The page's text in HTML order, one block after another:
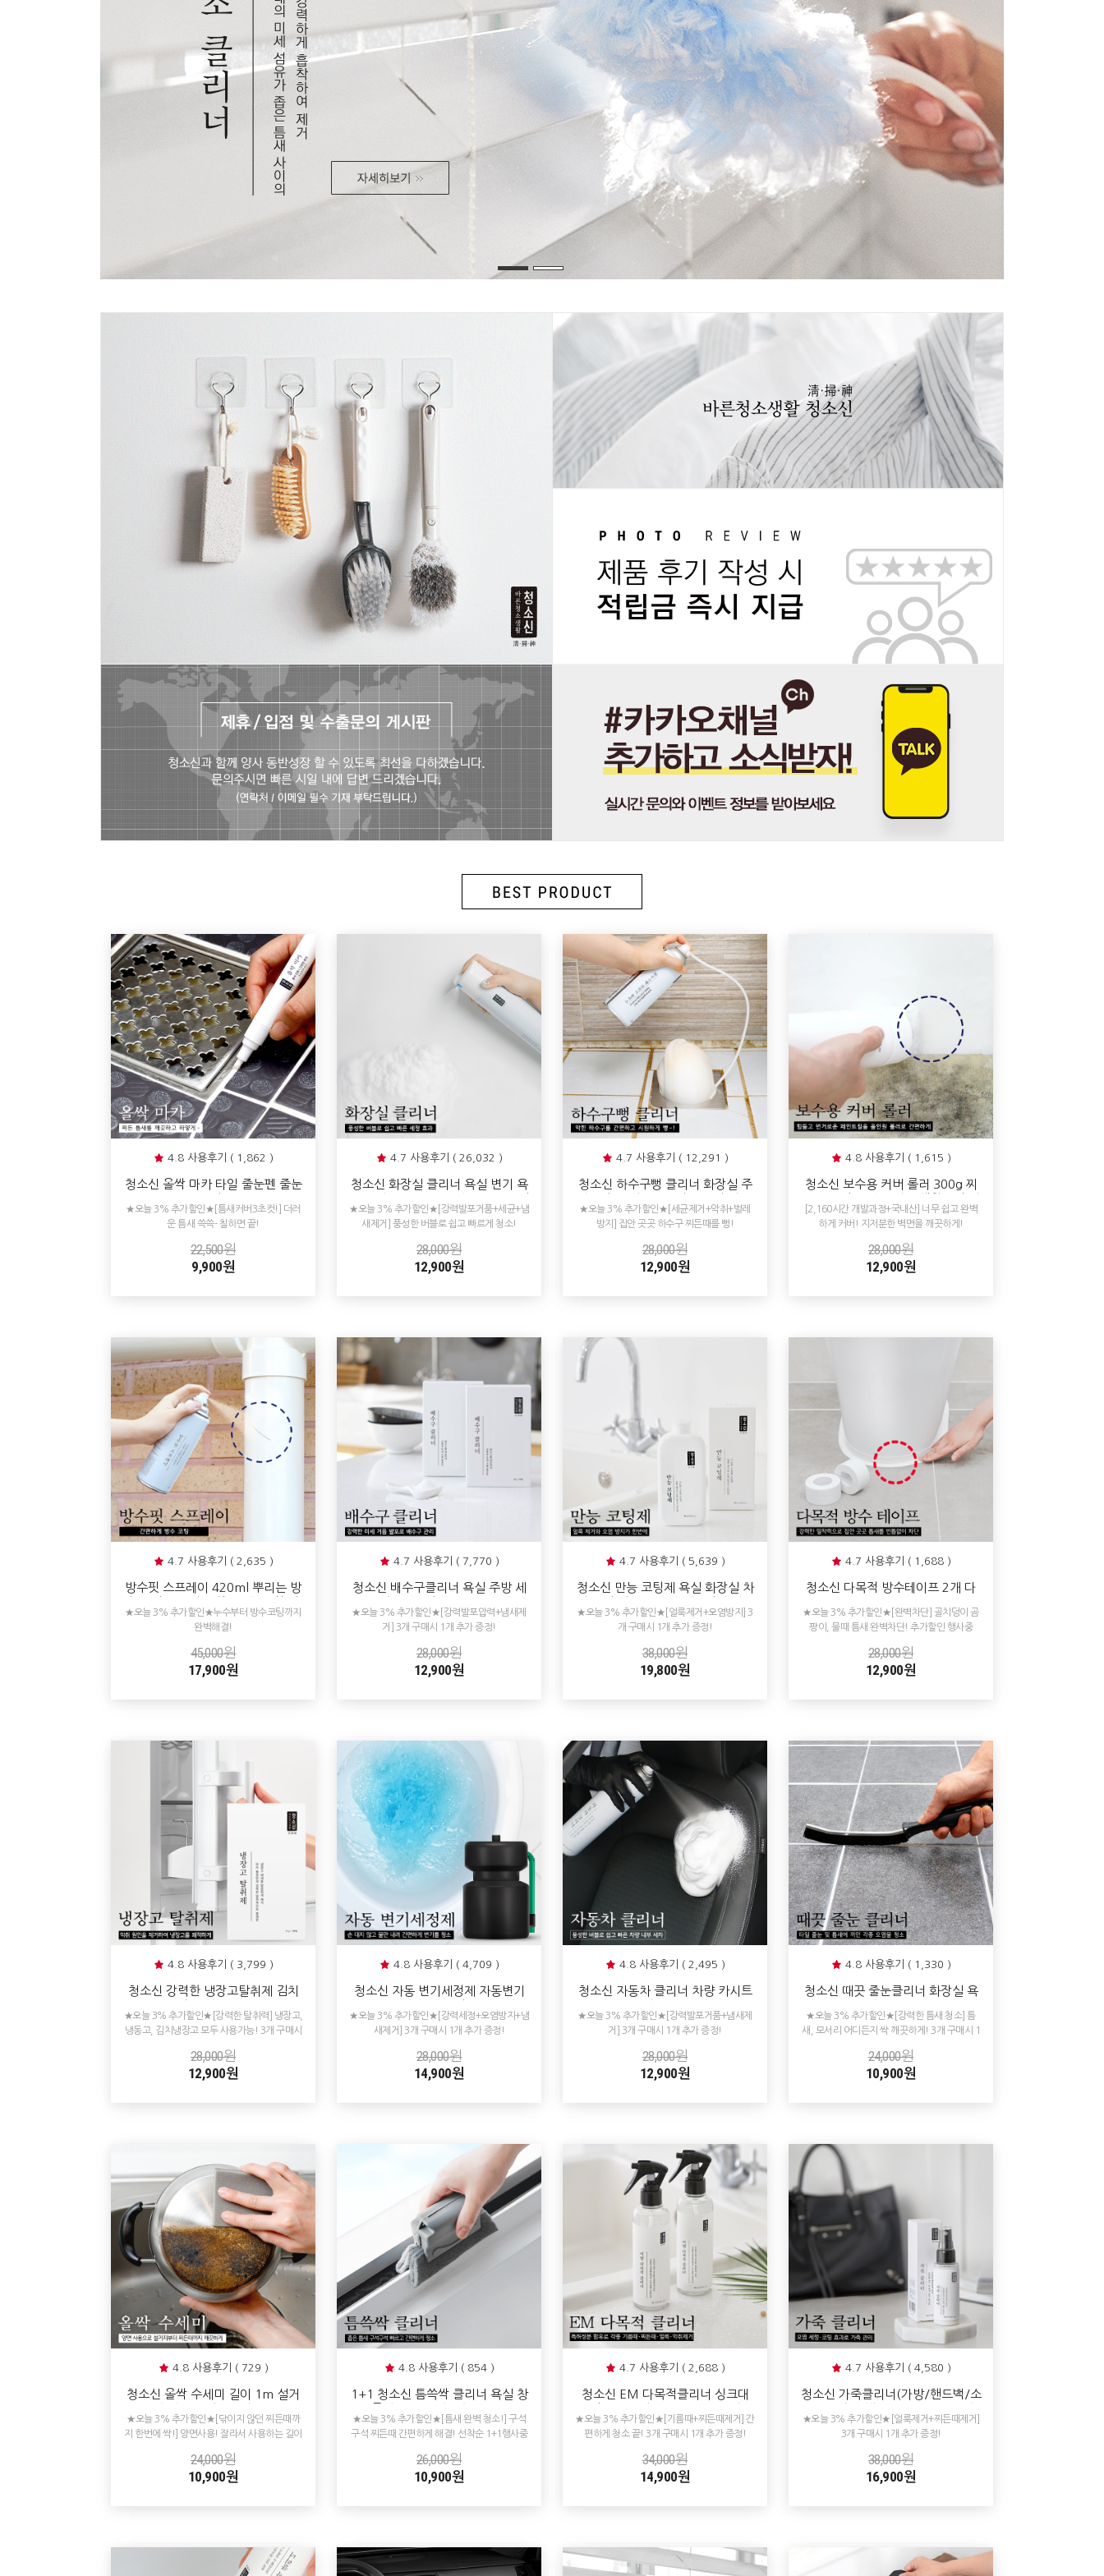
4.8 사용후기 ( 1,862 )
청소신 올싹 마카 타일 줄눈펜 줄눈
★오늘 3% 추가할인★[틈새커버3초컷!] 더러
운 틈새 쓱쓱- 칠하면 끝!
22,500원
9,900원
4.7 사용후기 ( 26,032 )
청소신 화장실 클리너 욕실 변기 욕
제 거품 스프레이
★오늘 3% 추가할인★[강력발포거품+세균+냄
새제거] 풍성한 버블로 쉽고 빠르게 청소!
28,000원
12,900원
4.7 사용후기 ( 12,291 )
청소신 하수구뻥 클리너 화장실 주
관 청소 살균 냄새제거
★오늘 3% 추가할인★[세균제거+악취+벌레
방지] 집안 곳곳 하수구 찌든때를 뻥!
28,000원
12,900원
4.8 사용후기 ( 1,615 )
청소신 보수용 커버 롤러 300g 찌
벽 커버 페인트
[2,160시간 개발과정+국내산] 너무 쉽고 완벽
하게 커버! 지저분한 벽면을 깨끗하게!
28,000원
12,900원
4.7 사용후기 ( 2,635 )
방수핏 스프레이 420ml 뿌리는 방
방수제 투명
★오늘 3% 추가할인★누수부터 방수코팅까지
완벽해결!
45,000원
17,900원
4.7 사용후기 ( 7,770 )
청소신 배수구클리너 욕실 주방 세
수구 청소 클리너
★오늘 3% 추가할인★[강력발포압력+냄새제
거] 3개 구매시 1개 추가 증정!
28,000원
12,900원
4.7 사용후기 ( 5,639 )
청소신 만능 코팅제 욕실 화장실 차
제거 오염 예방 방지
★오늘 3% 추가할인★[얼룩제거+오염방지] 3
개 구매시 1개 추가 증정!
38,000원
19,800원
4.7 사용후기 ( 1,688 )
청소신 다목적 방수테이프 2개 다
★오늘 3% 추가할인★[완벽차단] 골치덩이 곰
팡이, 물때 틈새 완벽차단! 추가할인 행사중
28,000원
12,900원
4.8 사용후기 ( 3,799 )
청소신 강력한 냉장고탈취제 김치
★오늘 3% 추가할인★[강력한 탈취력] 냉장고,
냉동고, 김치냉장고 모두 사용가능! 3개 구매시
28,000원
12,900원
4.8 사용후기 ( 4,709 )
청소신 자동 변기세정제 자동변기
찌든때제거 세척제
★오늘 3% 추가할인★[강력세정+오염방지+냄
새제거] 3개 구매시 1개 추가 증정!
28,000원
14,900원
4.8 사용후기 ( 2,495 )
청소신 자동차 클리너 차량 카시트
실내청소 셀프 세차
★오늘 3% 추가할인★[강력발포거품+냄새제
거] 3개 구매시 1개 추가 증정!
28,000원
12,900원
4.8 사용후기 ( 1,330 )
청소신 때끗 줄눈클리너 화장실 욕
★오늘 3% 추가할인★[강력한 틈새 청소] 틈
새, 모서리 어디든지 싹 깨끗하게! 3개 구매시 1
24,000원
10,900원
4.8 사용후기 ( 729 )
청소신 올싹 수세미 길이 1m 설거
탄자국 제거
★오늘 3% 추가할인★[닦이지 않던 찌든때까
지 한번에 싹!] 양면사용! 잘라서 사용하는 길이
24,000원
10,900원
4.8 사용후기 ( 854 )
1+1 청소신 틈쓱싹 클리너 욕실 창
★오늘 3% 추가할인★[틈새 완벽 청소!] 구석
구석 찌든때 간편하게 해결! 선착순 1+1행사중
26,000원
10,900원
4.7 사용후기 ( 2,688 )
청소신 EM 다목적클리너 싱크대
국 세척 청소 기름때제거
★오늘 3% 추가할인★[기름때+찌든때제거] 간
편하게 청소 끝! 3개 구매시 1개 추가 증정!
34,000원
14,900원
4.7 사용후기 ( 4,580 )
청소신 가죽클리너(가방/핸드백/소
소/천연가죽클리너/얼룩때제거세
척/가죽얼룩닦는법)
★오늘 3% 추가할인★[얼룩제거+찌든때제거]
3개 구매시 1개 추가 증정!
38,000원
16,900원